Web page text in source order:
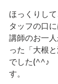
ほっくりし
タッフの口
講師のお一
った「大根
でした(^^♪
す。